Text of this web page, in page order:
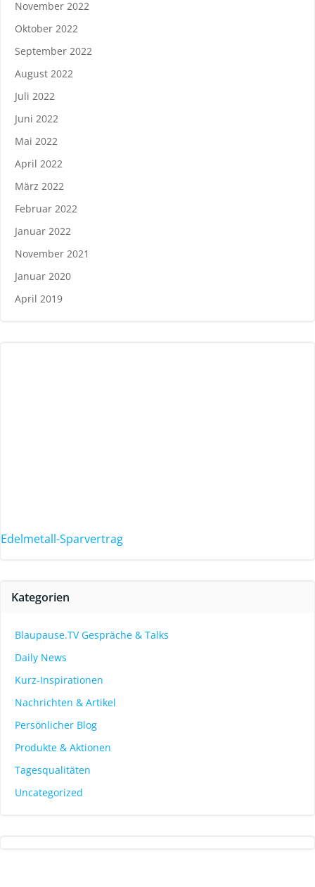
November 2022
Oktober 2022
September 2022
August 2022
Juli 2022
Juni 2022
Mai 2022
April 2022
März 2022
Februar 2022
Januar 2022
November 2021
Januar 2020
April 2019
Edelmetall-Sparvertrag
Kategorien
Blaupause.TV Gespräche & Talks
Daily News
Kurz-Inspirationen
Nachrichten & Artikel
Persönlicher Blog
Produkte & Aktionen
Tagesqualitäten
Uncategorized